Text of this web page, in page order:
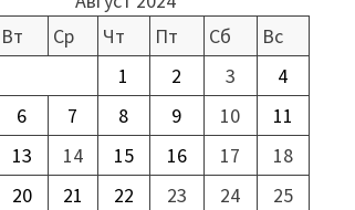
Вт Ср Чт Пт Сб
Вс
1
2 3
4
6 7 8 9 10
11
13 14 15 16 17
18
20 21 22 23 24
25